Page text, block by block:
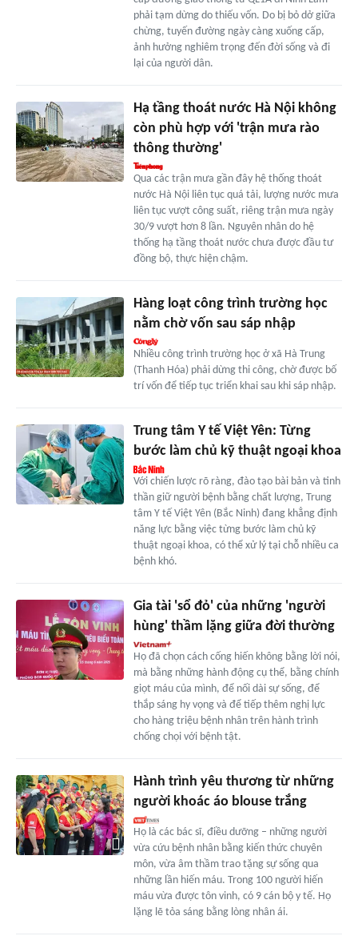
phải tạm dừng do thiếu vốn. Do bị bỏ dở giữa
chừng, tuyến đường ngày càng xuống cấp,
ảnh hưởng nghiêm trọng đến đời sống và đi
lại của người dân.
Hạ tầng thoát nước Hà Nội không
còn phù hợp với 'trận mưa rào
thông thường'
Qua các trận mưa gần đây hệ thống thoát
nước Hà Nội liên tục quá tải, lượng nước mưa
liên tục vượt công suất, riêng trận mưa ngày
30/9 vượt hơn 8 lần. Nguyên nhân do hệ
thống hạ tầng thoát nước chưa được đầu tư
đồng bộ, thực hiện chậm.
Hàng loạt công trình trường học
nằm chờ vốn sau sáp nhập
Nhiều công trình trường học ở xã Hà Trung
(Thanh Hóa) phải dừng thi công, chờ được bố
trí vốn để tiếp tục triển khai sau khi sáp nhập.
Trung tâm Y tế Việt Yên: Từng
bước làm chủ kỹ thuật ngoại khoa
Với chiến lược rõ ràng, đào tạo bài bản và tinh
thần giữ người bệnh bằng chất lượng, Trung
tâm Y tế Việt Yên (Bắc Ninh) đang khẳng định
năng lực bằng việc từng bước làm chủ kỹ
thuật ngoại khoa, có thể xử lý tại chỗ nhiều ca
bệnh khó.
Gia tài 'sổ đỏ' của những 'người
hùng' thầm lặng giữa đời thường
Họ đã chọn cách cống hiến không bằng lời nói,
mà bằng những hành động cụ thể, bằng chính
giọt máu của mình, để nối dài sự sống, để
thắp sáng hy vọng và để tiếp thêm nghị lực
cho hàng triệu bệnh nhân trên hành trình
chống chọi với bệnh tật.
Hành trình yêu thương từ những
người khoác áo blouse trắng
Họ là các bác sĩ, điều dưỡng – những người
vừa cứu bệnh nhân bằng kiến thức chuyên
môn, vừa âm thầm trao tặng sự sống qua
những lần hiến máu. Trong 100 người hiến
máu vừa được tôn vinh, có 9 cán bộ y tế. Họ
lặng lẽ tỏa sáng bằng lòng nhân ái.